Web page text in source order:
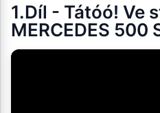
1.Díl - Tátóó! Ve
MERCEDES 500